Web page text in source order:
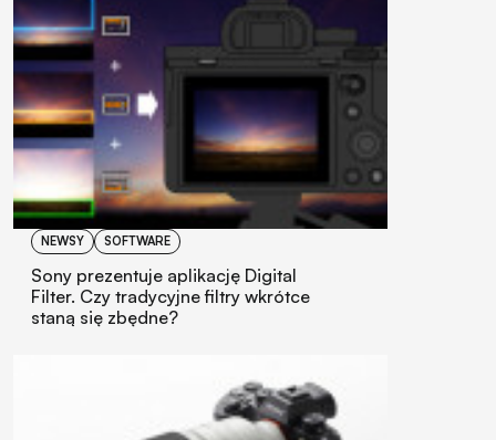
NEWSY SOFTWARE
Sony prezentuje aplikację Digital
Filter. Czy tradycyjne filtry wkrótce
staną się zbędne?